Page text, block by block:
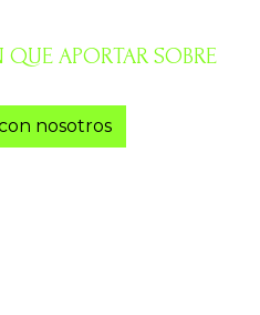
APORTAR SOBRE
nosotros